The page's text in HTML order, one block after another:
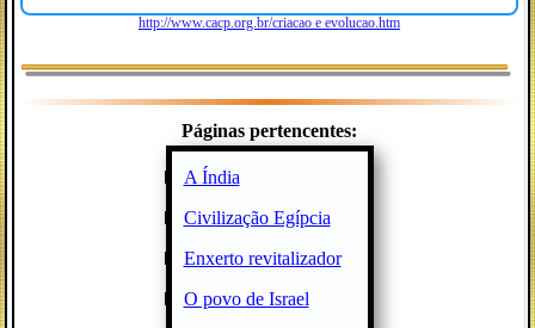
http://www.cacp.org.br/criacao e evolucao.htm
Páginas pertencentes:
A Índia
Civilização Egípcia
Enxerto revitalizador
O povo de Israel